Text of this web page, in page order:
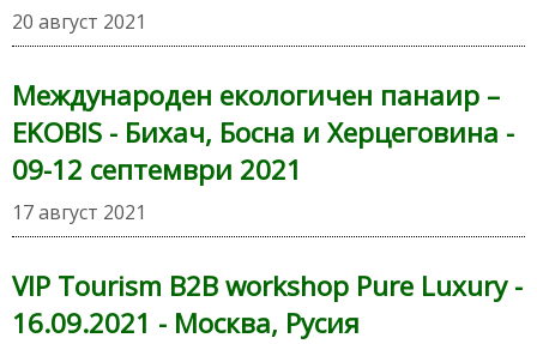
20 август 2021
Международен екологичен панаир –
EKOBIS - Бихач, Босна и Херцеговина -
09-12 септември 2021
17 август 2021
VIP Tourism B2B workshop Pure Luxury -
16.09.2021 - Москва, Русия